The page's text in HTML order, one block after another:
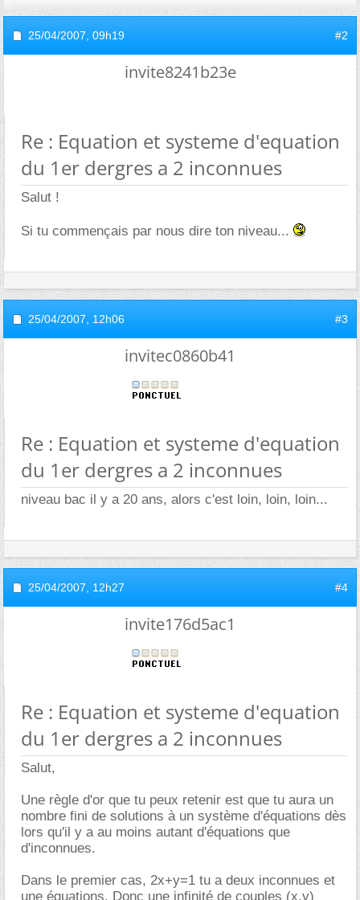
25/04/2007, 09h19 #2
invite8241b23e
Re : Equation et systeme d'equation
du 1er dergres a 2 inconnues
Salut !
Si tu commençais par nous dire ton niveau...
25/04/2007, 12h06 #3
invitec0860b41
Re : Equation et systeme d'equation
du 1er dergres a 2 inconnues
niveau bac il y a 20 ans, alors c'est loin, loin, loin...
25/04/2007, 12h27 #4
invite176d5ac1
Re : Equation et systeme d'equation
du 1er dergres a 2 inconnues
Salut,
Une règle d'or que tu peux retenir est que tu aura un
nombre fini de solutions à un système d'équations dès
lors qu'il y a au moins autant d'équations que
d'inconnues.
Dans le premier cas, 2x+y=1 tu a deux inconnues et
une équations. Donc une infinité de couples (x,y)